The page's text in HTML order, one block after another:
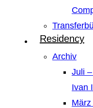
Residency
Archiv
Juli
Ivan